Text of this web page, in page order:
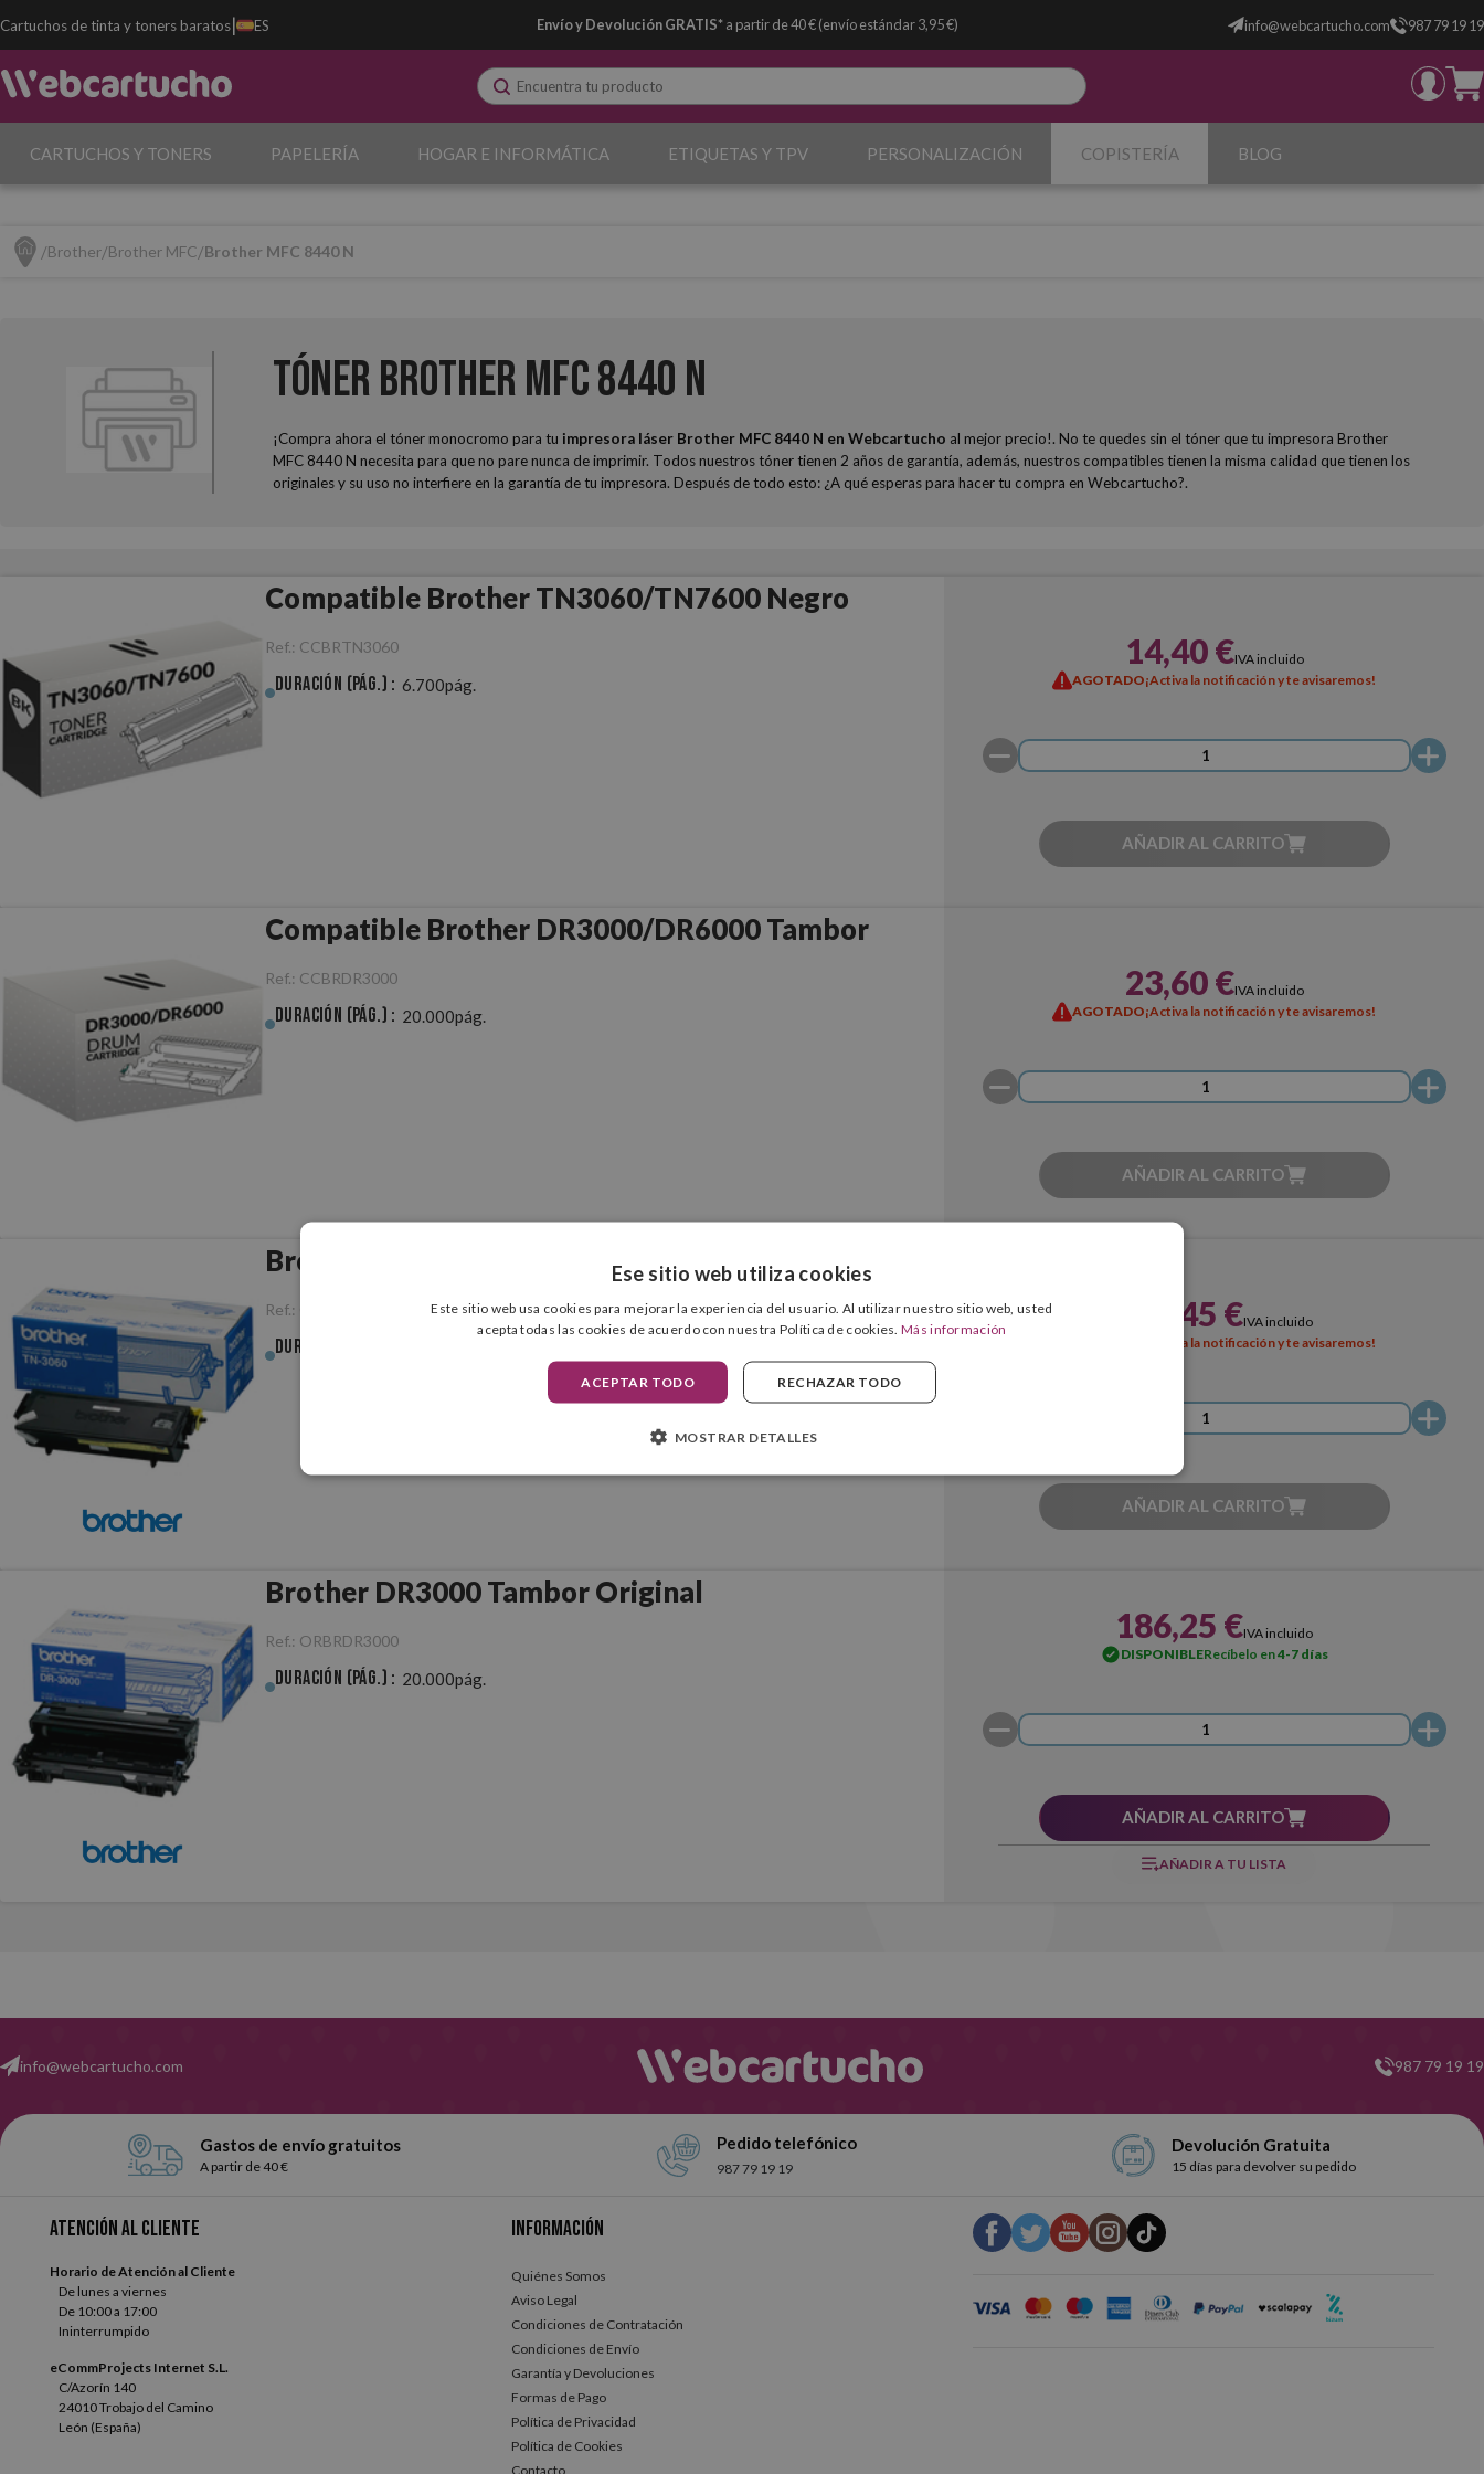
Cartuchos de tinta y toners baratos| ES Envío y Devolución GRATIS*a partir de 40 € (envío estándar 3,95 €) info@webcartucho.com 987 79 19 19
CARTUCHOS Y TONERS PAPELERÍA HOGAR E INFORMÁTICA ETIQUETAS Y TPV PERSONALIZACIÓN COPISTERÍA BLOG
Brother Brother MFC Brother MFC 8440 N
Tóner Brother MFC 8440 N
¡Compra ahora el tóner monocromo para tu impresora láser Brother MFC 8440 N en Webcartucho al mejor precio!. No te quedes sin el tóner que tu impresora Brother
MFC 8440 N necesita para que no pare nunca de imprimir. Todos nuestros tóner tienen 2 años de garantía, además, nuestros compatibles tienen la misma calidad que tienen los
originales y su uso no interfiere en la garantía de tu impresora. Después de todo esto: ¿A qué esperas para hacer tu compra en Webcartucho?.
Compatible Brother TN3060/TN7600 Negro
Ref.: CCBRTN3060
Duración (pág.) : 6.700pág.
14,40 €IVA incluido
AGOTADO¡Activa la notificación y te avisaremos!
AÑADIR AL CARRITO
Compatible Brother DR3000/DR6000 Tambor
Ref.: CCBRDR3000
Duración (pág.) : 20.000pág.
23,60 €IVA incluido
AGOTADO¡Activa la notificación y te avisaremos!
AÑADIR AL CARRITO
Brother TN3060 Negro Original
Ref.:
Duración (pág.) :
114,45 €IVA incluido
¡Activa la notificación y te avisaremos!
AÑADIR AL CARRITO
Brother DR3000 Tambor Original
Ref.: ORBRDR3000
Duración (pág.) : 20.000pág.
186,25 €IVA incluido
DISPONIBLERecíbelo en4-7 días
AÑADIR AL CARRITO
AÑADIR A TU LISTA
info@webcartucho.com 987 79 19 19
Gastos de envío gratuitos
A partir de 40 €
Pedido telefónico
987 79 19 19
Devolución Gratuita
15 días para devolver su pedido
Atención al cliente
Horario de Atención al Cliente
De lunes a viernes
De 10:00 a 17:00
Ininterrumpido
eCommProjects Internet S.L.
C/Azorín 140
24010 Trobajo del Camino
León (España)
Información
Quiénes Somos
Aviso Legal
Condiciones de Contratación
Condiciones de Envío
Garantía y Devoluciones
Formas de Pago
Política de Privacidad
Política de Cookies
Contacto
Ese sitio web utiliza cookies
Este sitio web usa cookies para mejorar la experiencia del usuario. Al utilizar nuestro sitio web, usted
acepta todas las cookies de acuerdo con nuestra Política de cookies.Más información
ACEPTAR TODO RECHAZAR TODO
MOSTRAR DETALLES